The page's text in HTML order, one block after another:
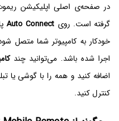
گرفته است. روی Auto Connect
اجرا شده باشد. می‌توانید چند
اضافه کنید و همه را با گوشی یا
کنترل کنید.